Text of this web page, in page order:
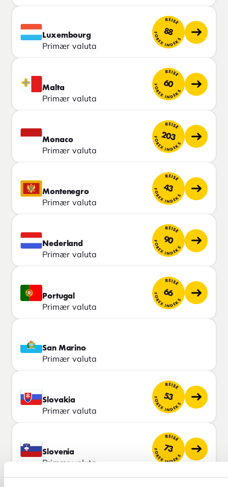
Luxembourg
Primær valuta
REISE
88
FOREX INDEKS
Malta
Primær valuta
REISE
60
FOREX INDEKS
Monaco
Primær valuta
REISE
203
FOREX INDEKS
Montenegro
Primær valuta
REISE
43
FOREX INDEKS
Nederland
Primær valuta
REISE
90
FOREX INDEKS
Portugal
Primær valuta
REISE
66
FOREX INDEKS
San Marino
Primær valuta
Slovakia
Primær valuta
REISE
53
FOREX INDEKS
Slovenia
Primær valuta
REISE
73
FOREX INDEKS